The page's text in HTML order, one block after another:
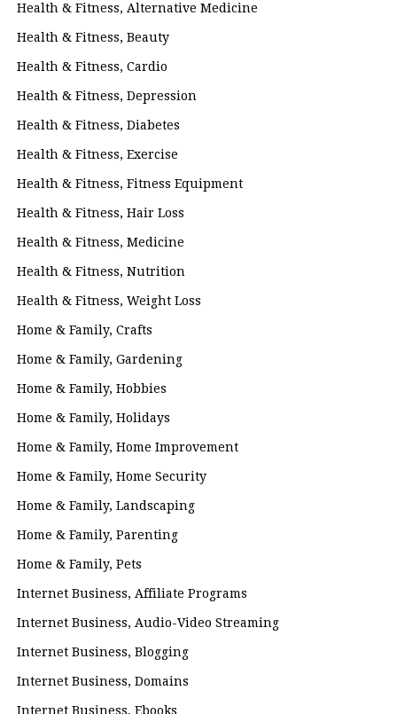
Health & Fitness, Alternative Medicine
Health & Fitness, Beauty
Health & Fitness, Cardio
Health & Fitness, Depression
Health & Fitness, Diabetes
Health & Fitness, Exercise
Health & Fitness, Fitness Equipment
Health & Fitness, Hair Loss
Health & Fitness, Medicine
Health & Fitness, Nutrition
Health & Fitness, Weight Loss
Home & Family, Crafts
Home & Family, Gardening
Home & Family, Hobbies
Home & Family, Holidays
Home & Family, Home Improvement
Home & Family, Home Security
Home & Family, Landscaping
Home & Family, Parenting
Home & Family, Pets
Internet Business, Affiliate Programs
Internet Business, Audio-Video Streaming
Internet Business, Blogging
Internet Business, Domains
Internet Business, Ebooks